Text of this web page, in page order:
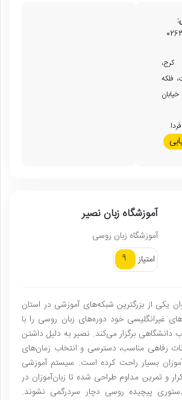
فلکه
آموزشگاه زبان نصیر
آموزشگاه زبان روسی
امتیاز
9
یکی از بزرگترین شبکه‌های آموزشی در استان
غیرانگلیسی خود دوره‌های زبان روسی را با
دانشگاهی برگزار می‌کند. نصیر به دلیل داشتن
رفاهی مناسب، دسترسی و انتخاب زمان‌های
بسیار راحت کرده است. سیستم آموزشی
و تمرین مداوم طراحی شده تا زبان‌آموزان در
پیچیده روسی دچار سردرگمی نشوند.